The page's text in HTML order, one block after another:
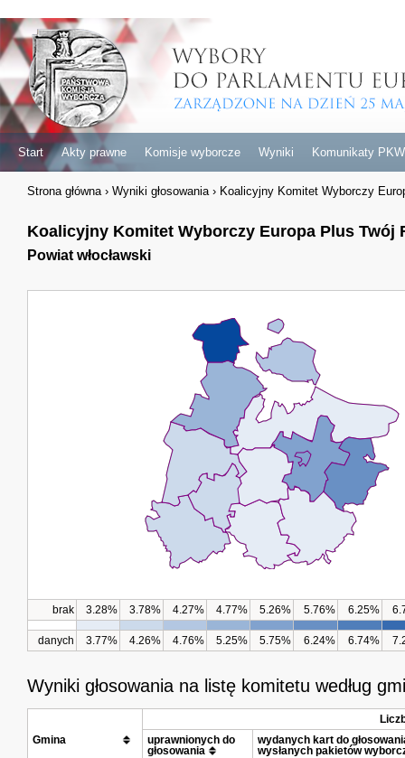
Start Akty prawne Komisje wyborcze Wyniki Komunikaty PKW
Strona główna › Wyniki głosowania › Koalicyjny Komitet Wyborczy
Koalicyjny Komitet Wyborczy Europa Plus Twój
Powiat włocławski
brak 3.28% 3.78% 4.27% 4.77% 5.26% 5.76% 6.25%
danych 3.77% 4.26% 4.76% 5.25% 5.75% 6.24% 6.74%
Wyniki głosowania na listę komitetu według
uprawnionych do
głosowania
wydanych kart do
wysłanych pakietów